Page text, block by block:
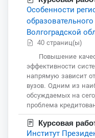
Особенности
Волгоградской
40 страниц(ы)
Повышение
эффективности
напрямую зависит
вузов. Одним из
обсуждаемых на
проблема
Курсовая
Институт